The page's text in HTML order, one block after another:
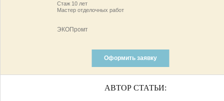
Стаж 10 лет
Мастер отделочных работ
ЭКОПромт
Оформить заявку
АВТОР СТАТЬИ: